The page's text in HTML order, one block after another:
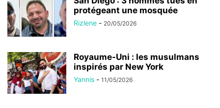
protégeant une mosquée
Rizlene - 20/05/2026
Royaume-Uni : les musulmans
inspirés par New York
Yannis - 11/05/2026